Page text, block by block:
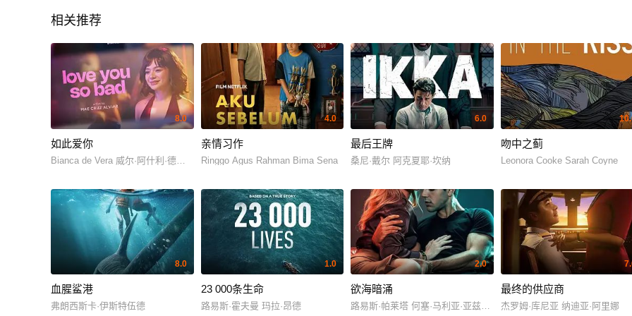
相关推荐
8.0
如此爱你
Bianca de Vera 威尔·阿什利·德莱昂
4.0
亲情习作
Ringgo Agus Rahman Bima Sena
6.0
最后王牌
桑尼·戴尔 阿克夏耶·坎纳
吻中之蓟
Leonora Cooke Sarah Coyne
8.0
血腥鲨港
弗朗西斯卡·伊斯特伍德
1.0
23 000条生命
路易斯·霍夫曼 玛拉·昂德
2.0
欲海暗涌
路易斯·帕莱塔 何塞·马利亚·亚兹皮克
最终的供应商
杰罗姆·库尼亚 纳迪亚·阿里娜